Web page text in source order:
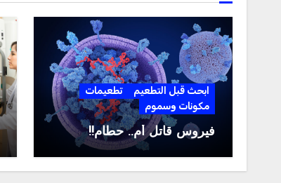
ابحث قبل التطعيم
تطعيمات
مكونات وسموم
فيروس قاتل أم.. حطام!!